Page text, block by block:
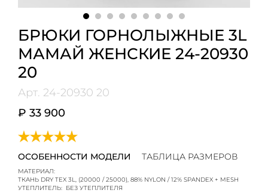
БРЮКИ ГОРНОЛЫЖНЫЕ 3L
МАМАЙ ЖЕНСКИЕ 24-20930
20
Арт. 24-20930 20
₽ 33 900
ОСОБЕННОСТИ МОДЕЛИ ТАБЛИЦА РАЗМЕРОВ
МАТЕРИАЛ:
ТКАНЬ DRY TEX 3L, (20000 / 25000), 88% NYLON / 12% SPANDEX + MESH
УТЕПЛИТЕЛЬ: БЕЗ УТЕПЛИТЕЛЯ